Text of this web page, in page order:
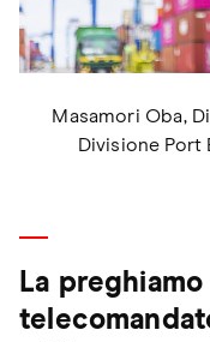
Masamori Oba,
Divisione Port
La